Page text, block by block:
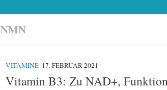
NMN
VITAMINE 17. FEBRUAR 2021
Vitamin B3: Zu NAD+,